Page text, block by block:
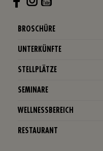
Instagram
BROSCHÜRE
UNTERKÜNFTE
STELLPLÄTZE
SEMINARE
WELLNESSBEREICH
RESTAURANT